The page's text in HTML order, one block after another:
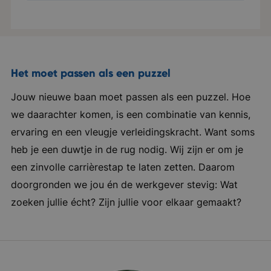
onze klanten binnen het Non-Food Retail te
presenteren, garanderen ze een extra omzet
voor de retailer én een extra afzetkanaal voor
de (A-merk) fabrikanten. Bedrijven kiezen
daarom bewust voor een samenwerking met
deze partij. Het is een bedrijf waar jij elke dag
mee kan lunchen, kan sporten in de
fitnessruimte en in de pauze tafeltennis kan
Het moet passen als een puzzel
Jouw nieuwe baan moet passen als een puzzel. Hoe
we daarachter komen, is een combinatie van kennis,
ervaring en een vleugje verleidingskracht. Want soms
heb je een duwtje in de rug nodig. Wij zijn er om je
een zinvolle carrièrestap te laten zetten. Daarom
doorgronden we jou én de werkgever stevig: Wat
zoeken jullie écht? Zijn jullie voor elkaar gemaakt?